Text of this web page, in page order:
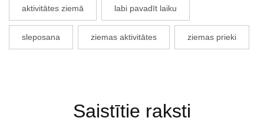
aktivitātes ziemā labi pavadīt laiku
sleposana ziemas aktivitātes ziemas prieki
Saistītie raksti